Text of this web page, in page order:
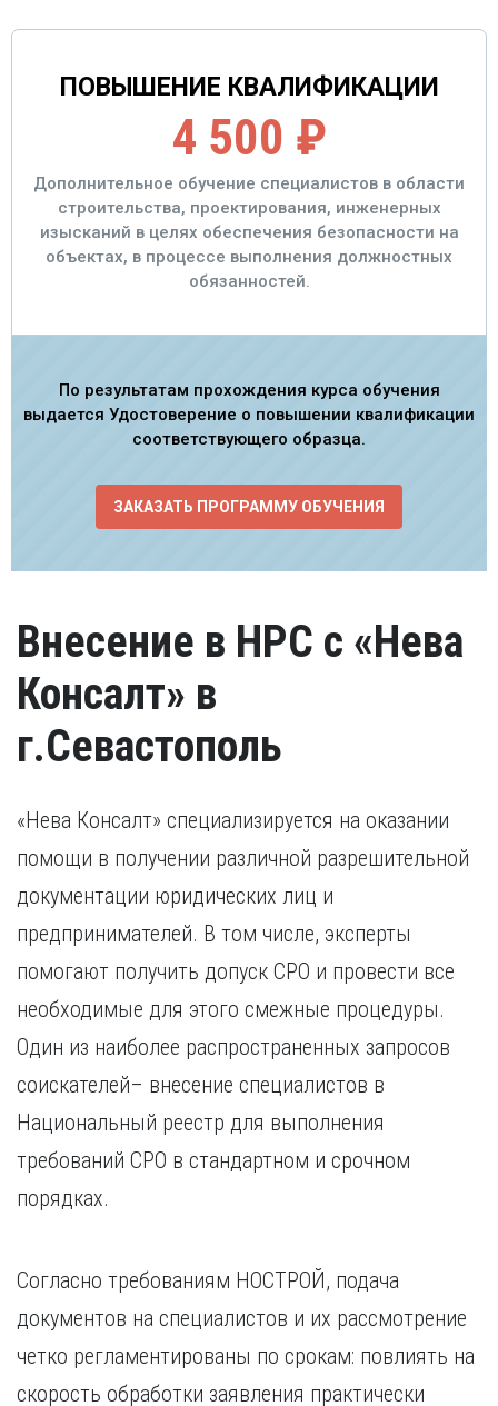
ПОВЫШЕНИЕ КВАЛИФИКАЦИИ
4 500 ₽
Дополнительное обучение специалистов в области
строительства, проектирования, инженерных
изысканий в целях обеспечения безопасности на
объектах, в процессе выполнения должностных
обязанностей.
По результатам прохождения курса обучения
выдается Удостоверение о повышении квалификации
соответствующего образца.
ЗАКАЗАТЬ ПРОГРАММУ ОБУЧЕНИЯ
Внесение в НРС с «Нева
Консалт» в
г.Севастополь
«Нева Консалт» специализируется на оказании
помощи в получении различной разрешительной
документации юридических лиц и
предпринимателей. В том числе, эксперты
помогают получить допуск СРО и провести все
необходимые для этого смежные процедуры.
Один из наиболее распространенных запросов
соискателей– внесение специалистов в
Национальный реестр для выполнения
требований СРО в стандартном и срочном
порядках.
Согласно требованиям НОСТРОЙ, подача
документов на специалистов и их рассмотрение
четко регламентированы по срокам: повлиять на
скорость обработки заявления практически